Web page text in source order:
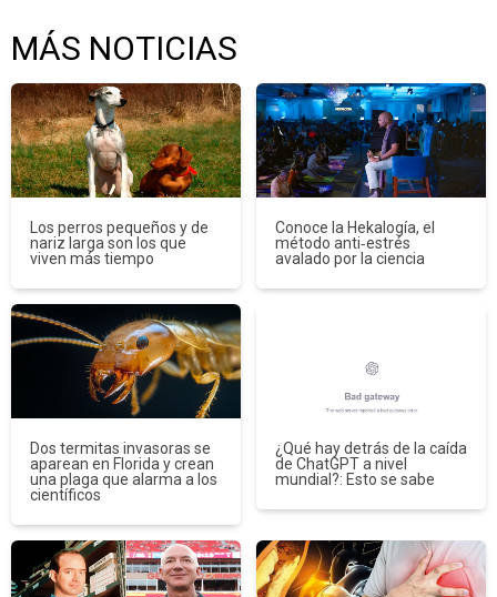
MÁS NOTICIAS
Los perros pequeños y de
nariz larga son los que
viven más tiempo
Conoce la Hekalogía, el
método anti‑estrés
avalado por la ciencia
Dos termitas invasoras se
aparean en Florida y crean
una plaga que alarma a los
científicos
¿Qué hay detrás de la caída
de ChatGPT a nivel
mundial?: Esto se sabe